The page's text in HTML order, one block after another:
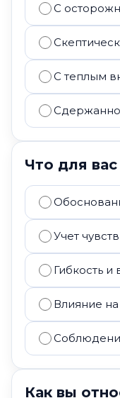
С
С теплым
Сдержанно
Что для
Учет
Гибкость
Влияние
Как вы